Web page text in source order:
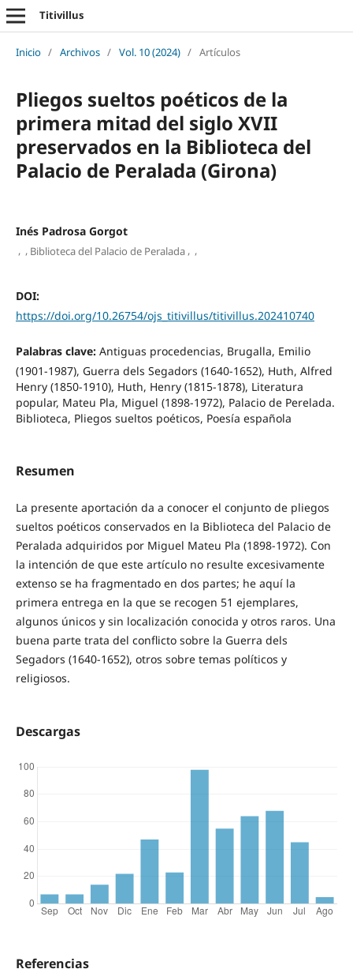
Titivillus
Inicio / Archivos / Vol. 10 (2024) / Artículos
Pliegos sueltos poéticos de la
primera mitad del siglo XVII
preservados en la Biblioteca del
Palacio de Peralada (Girona)
Inés Padrosa Gorgot
, , Biblioteca del Palacio de Peralada, ,
DOI:
https://doi.org/10.26754/ojs_titivillus/titivillus.202410740
Palabras clave: Antiguas procedencias, Brugalla, Emilio
(1901-1987), Guerra dels Segadors (1640-1652), Huth, Alfred
Henry (1850-1910), Huth, Henry (1815-1878), Literatura
popular, Mateu Pla, Miguel (1898-1972), Palacio de Perelada.
Biblioteca, Pliegos sueltos poéticos, Poesía española
Resumen
La presente aportación da a conocer el conjunto de pliegos
sueltos poéticos conservados en la Biblioteca del Palacio de
Peralada adquiridos por Miguel Mateu Pla (1898-1972). Con
la intención de que este artículo no resulte excesivamente
extenso se ha fragmentado en dos partes; he aquí la
primera entrega en la que se recogen 51 ejemplares,
algunos únicos y sin localización conocida y otros raros. Una
buena parte trata del conflicto sobre la Guerra dels
Segadors (1640-1652), otros sobre temas políticos y
religiosos.
Descargas
Referencias